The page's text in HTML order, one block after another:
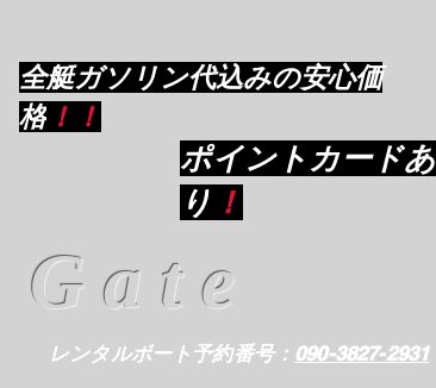
​全艇ガソリン代込みの安心価
格 ！！
ポイントカードあ
り ！
レンタルボート予約番号： 090-3827-2931